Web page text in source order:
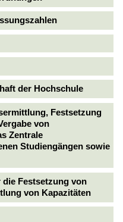
der Hochschule
Festsetzung
von
Zentrale
Studiengängen sowie
Festsetzung von
von Kapazitäten